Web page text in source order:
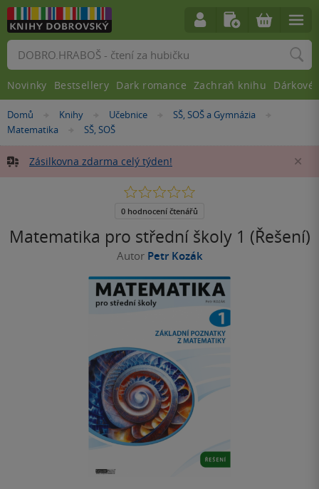
Nacházíte
se
Domů »Knihy »Učebnice »
SŠ, SOŠ a Gymnázia
Matematika »
SŠ, SOŠ
Zásilkovna zdarma celý týden!
Matematika pro střední školy 1 (Řešení)
Autor Petr Kozák
0.0
5
0 hodnocení čtenářů
Vyhledávání
Novinky Bestsellery Dark romance Zachraň knihu Dárkové